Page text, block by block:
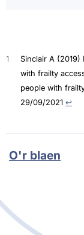
1
Sinclair A
with frailty
people with
29/09/2021↩︎
O'r blaen